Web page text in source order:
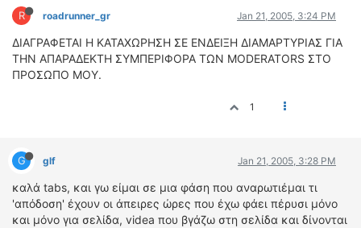
R roadrunner_gr Jan 21, 2005, 3:24 PM
ΔΙΑΓΡΑΦΕΤΑΙ Η ΚΑΤΑΧΩΡΗΣΗ ΣΕ ΕΝΔΕΙΞΗ ΔΙΑΜΑΡΤΥΡΙΑΣ ΓΙΑ
ΤHN ΑΠΑΡΑΔΕΚΤH ΣΥΜΠΕΡΙΦΟΡΑ ΤΩΝ MODERATORS ΣΤΟ
ΠΡΟΣΩΠΟ ΜΟΥ.
1
G glf Jan 21, 2005, 3:28 PM
καλά tabs, και γω είμαι σε μια φάση που αναρωτιέμαι τι
'απόδοση' έχουν οι άπειρες ώρες που έχω φάει πέρυσι μόνο
και μόνο για σελίδα, videa που βγάζω στη σελίδα και δίνονται